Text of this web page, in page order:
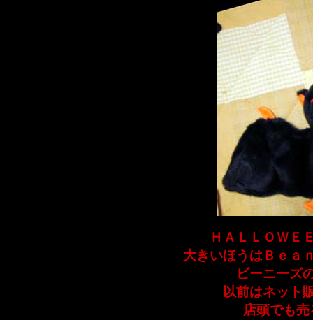
ＨＡＬＬＯＷＥ
大きいほうはＢｅａ
ビーニーズ
以前はネット
店頭でも